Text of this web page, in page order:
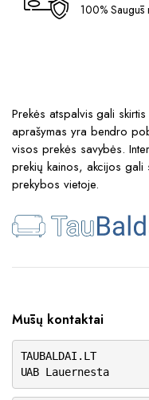
100% Saugūs
Prekės atspalvis gali
aprašymas yra bendro
visos prekės savybės.
prekių kainos, akcijos gali
prekybos vietoje.
Mūsų kontaktai
TAUBALDAI.LT
UAB Lauernesta